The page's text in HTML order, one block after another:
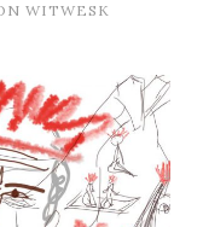
WITWESK